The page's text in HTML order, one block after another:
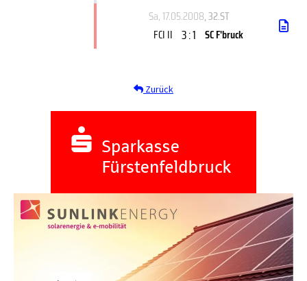
Sa, 17.05.2008, 32.ST
FCI II 3 : 1 SC F'bruck
Zurück